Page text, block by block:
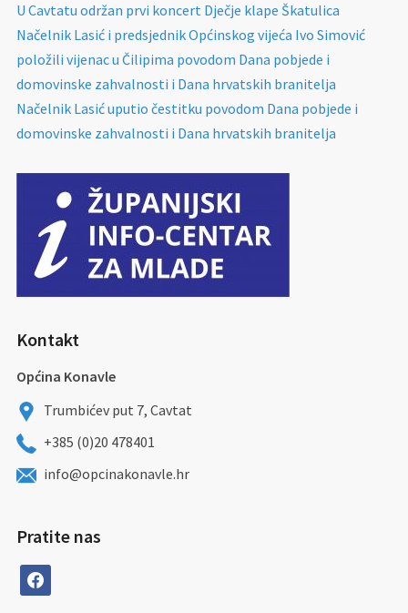
U Cavtatu održan prvi koncert Dječje klape Škatulica
Načelnik Lasić i predsjednik Općinskog vijeća Ivo Simović
položili vijenac u Čilipima povodom Dana pobjede i
domovinske zahvalnosti i Dana hrvatskih branitelja
Načelnik Lasić uputio čestitku povodom Dana pobjede i
domovinske zahvalnosti i Dana hrvatskih branitelja
Kontakt
Općina Konavle
Trumbićev put 7, Cavtat
+385 (0)20 478401
info@opcinakonavle.hr
Pratite nas
facebook